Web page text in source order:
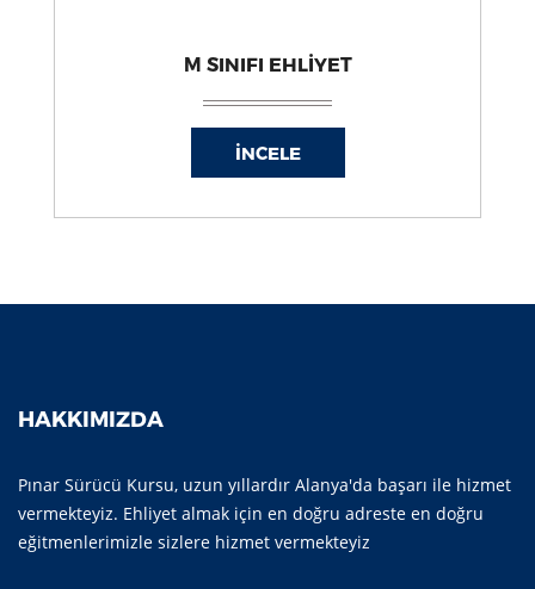
M SINIFI EHLİYET
İNCELE
HAKKIMIZDA
Pınar Sürücü Kursu, uzun yıllardır Alanya'da başarı ile hizmet
vermekteyiz. Ehliyet almak için en doğru adreste en doğru
eğitmenlerimizle sizlere hizmet vermekteyiz